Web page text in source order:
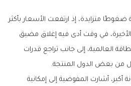
ضغوطًا متزايدة، إذ ارتفعت الأسعار بأكثر
الأخيرة، في وقت أدى فيه إغلاق مضيق
العالمية، إلى جانب تراجع قدرات
من بعض الدول المنتجة.
أكبر، أشارت المفوضية إلى إمكانية